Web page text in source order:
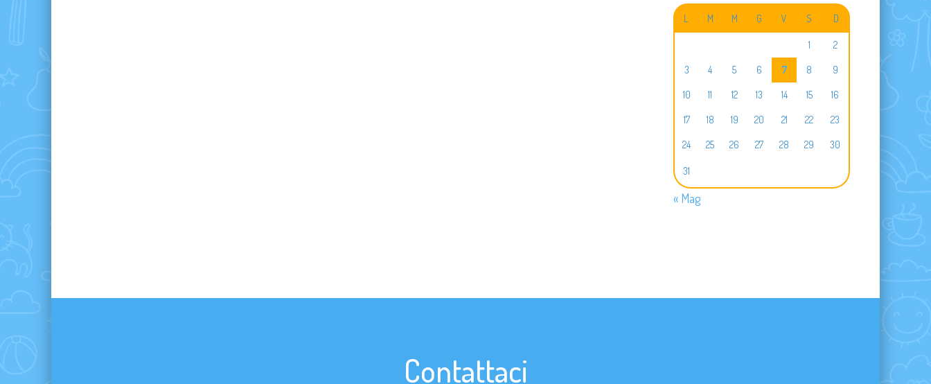
L M M G V S D
1 2
3 4 5 6 7 8 9
10 11 12 13 14 15 16
17 18 19 20 21 22 23
24 25 26 27 28 29 30
31
« Mag
Contattaci